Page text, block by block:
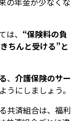
、 “保険料の負
ちんと受ける”と
、 介護保険のサー
うにしましょう。
共済組合は、福利